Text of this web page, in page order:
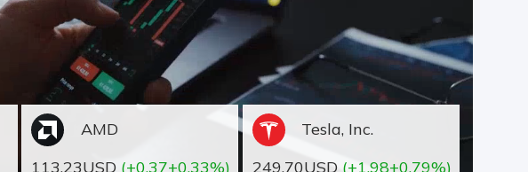
AMD
113.23USD (+0.37+0.33%)
Tesla, Inc.
249.70USD (+1.98+0.79%)